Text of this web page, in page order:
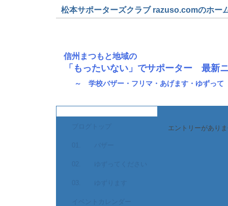
松本サポーターズクラブ razuso.comのホー
信州まつもと地域の
「もったいない」でサポーター 最
～ 学校バザー・フリマ・あげます・ゆずっ
エントリーがあり